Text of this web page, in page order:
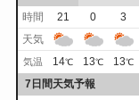
時間
21 0 3
天気
気温 14℃ 13℃ 13℃
7日間天気予報